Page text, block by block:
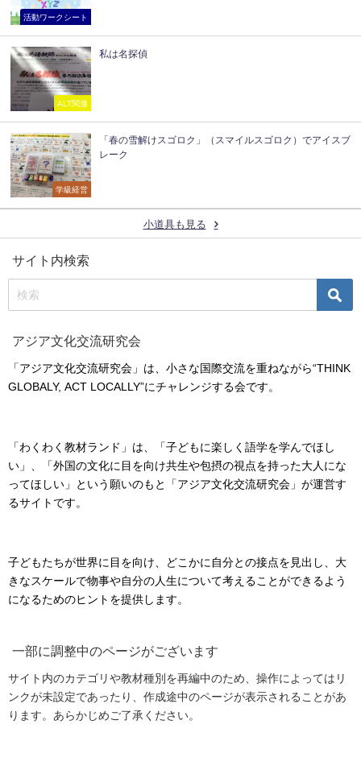
活動ワークシート
ALT関連
私は名探偵
学級経営
「春の雪解けスゴロク」（スマイルスゴロク）でアイスブ
レーク
小道具も見る
サイト内検索
アジア文化交流研究会
「アジア文化交流研究会」は、小さな国際交流を重ねながら“THINK
GLOBALY, ACT LOCALLY”にチャレンジする会です。
「わくわく教材ランド」は、「子どもに楽しく語学を学んでほし
い」、「外国の文化に目を向け共生や包摂の視点を持った大人にな
ってほしい」という願いのもと「アジア文化交流研究会」が運営す
るサイトです。
子どもたちが世界に目を向け、どこかに自分との接点を見出し、大
きなスケールで物事や自分の人生について考えることができるよう
になるためのヒントを提供します。
一部に調整中のページがございます
サイト内のカテゴリや教材種別を再編中のため、操作によってはリ
ンクが未設定であったり、作成途中のページが表示されることがあ
ります。あらかじめご了承ください。